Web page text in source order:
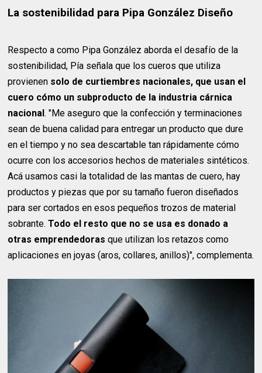
La sostenibilidad para Pipa González Diseño
Respecto a como Pipa González aborda el desafío de la
sostenibilidad, Pía señala que los cueros que utiliza
provienen solo de curtiembres nacionales, que usan el
cuero cómo un subproducto de la industria cárnica
nacional. "Me aseguro que la confección y terminaciones
sean de buena calidad para entregar un producto que dure
en el tiempo y no sea descartable tan rápidamente cómo
ocurre con los accesorios hechos de materiales sintéticos.
Acá usamos casi la totalidad de las mantas de cuero, hay
productos y piezas que por su tamaño fueron diseñados
para ser cortados en esos pequeños trozos de material
sobrante.Todo el resto que no se usa es donado a
otras emprendedoras que utilizan los retazos como
aplicaciones en joyas (aros, collares, anillos)", complementa.